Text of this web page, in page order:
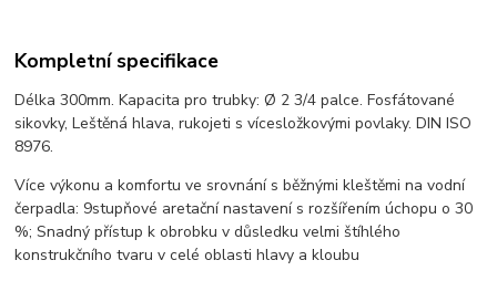
Kompletní specifikace
Délka 300mm. Kapacita pro trubky: Ø 2 3/4 palce. Fosfátované
sikovky, Leštěná hlava, rukojeti s vícesložkovými povlaky. DIN ISO
8976.
Více výkonu a komfortu ve srovnání s běžnými kleštěmi na vodní
čerpadla: 9stupňové aretační nastavení s rozšířením úchopu o 30
%; Snadný přístup k obrobku v důsledku velmi štíhlého
konstrukčního tvaru v celé oblasti hlavy a kloubu